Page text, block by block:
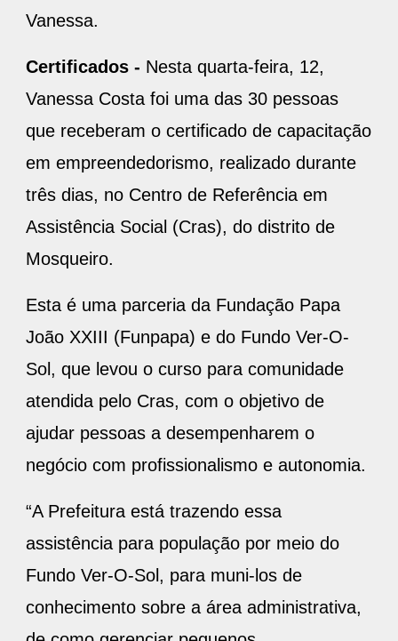
Vanessa.
Certificados - Nesta quarta-feira, 12,
Vanessa Costa foi uma das 30 pessoas
que receberam o certificado de capacitação
em empreendedorismo, realizado durante
três dias, no Centro de Referência em
Assistência Social (Cras), do distrito de
Mosqueiro.
Esta é uma parceria da Fundação Papa
João XXIII (Funpapa) e do Fundo Ver-O-
Sol, que levou o curso para comunidade
atendida pelo Cras, com o objetivo de
ajudar pessoas a desempenharem o
negócio com profissionalismo e autonomia.
“A Prefeitura está trazendo essa
assistência para população por meio do
Fundo Ver-O-Sol, para muni-los de
conhecimento sobre a área administrativa,